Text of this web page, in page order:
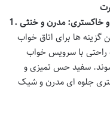
1. خاکستری: مدرن و خنثی
ها برای اتاق خواب
با سرویس خواب
سفید حس تمیزی و
جلوه ای مدرن و شیک